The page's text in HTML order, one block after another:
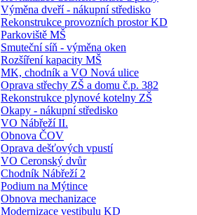
Výměna dveří - nákupní středisko
Rekonstrukce provozních prostor KD
Parkoviště MŠ
Smuteční síň - výměna oken
Rozšíření kapacity MŠ
MK, chodník a VO Nová ulice
Oprava střechy ZŠ a domu č.p. 382
Rekonstrukce plynové kotelny ZŠ
Okapy - nákupní středisko
VO Nábřeží II.
Obnova ČOV
Oprava dešťových vpustí
VO Ceronský dvůr
Chodník Nábřeží 2
Podium na Mýtince
Obnova mechanizace
Modernizace vestibulu KD